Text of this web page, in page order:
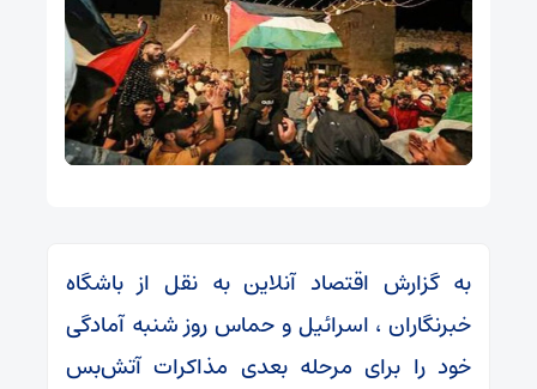
به گزارش اقتصاد آنلاین به نقل از باشگاه
خبرنگاران ، اسرائیل و حماس روز شنبه آمادگی
خود را برای مرحله بعدی مذاکرات آتش‌بس